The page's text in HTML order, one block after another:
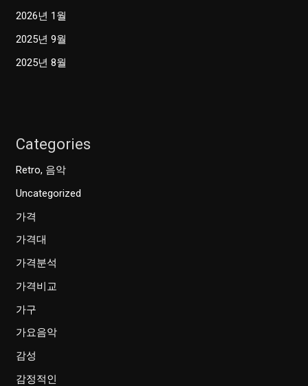
2026년 1월
2025년 9월
2025년 8월
Categories
Retro, 음악
Uncategorized
가격
가격대
가격분석
가격비교
가구
가요음악
감성
감정적인